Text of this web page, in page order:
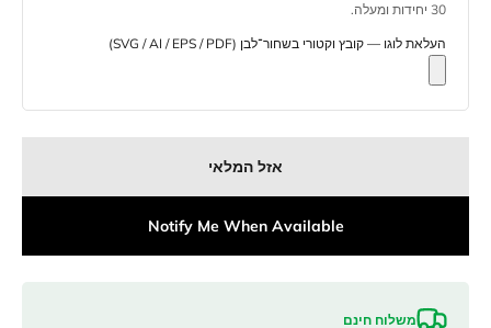
30 יחידות ומעלה.
העלאת לוגו — קובץ וקטורי בשחור־לבן (SVG / AI / EPS / PDF)
אזל המלאי
Notify Me When Available
משלוח חינם